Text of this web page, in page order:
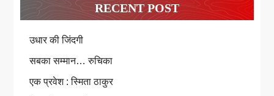
RECENT POST
उधार की जिंदगी
सबका सम्मान… रुचिका
एक प्रवेश : स्मिता ठाकुर